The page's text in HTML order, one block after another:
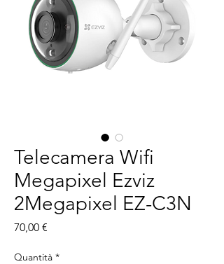
Telecamera Wifi
Megapixel Ezviz
2Megapixel EZ-C3N
70,00 €
Quantità *